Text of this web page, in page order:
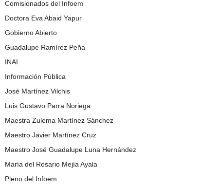
Comisionados del Infoem
Doctora Eva Abaid Yapur
Gobierno Abierto
Guadalupe Ramírez Peña
INAI
Información Pública
José Martínez Vilchis
Luis Gustavo Parra Noriega
Maestra Zulema Martínez Sánchez
Maestro Javier Martínez Cruz
Maestro José Guadalupe Luna Hernández
María del Rosario Mejía Ayala
Pleno del Infoem